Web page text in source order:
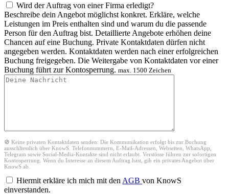
Wird der Auftrag von einer Firma erledigt?
Beschreibe dein Angebot möglichst konkret. Erkläre, welche
Leistungen im Preis enthalten sind und warum du die passende
Person für den Auftrag bist. Detaillierte Angebote erhöhen deine
Chancen auf eine Buchung. Private Kontaktdaten dürfen nicht
angegeben werden. Kontaktdaten werden nach einer erfolgreichen
Buchung freigegeben. Die Weitergabe von Kontaktdaten vor einer
Buchung führt zur Kontosperrung. max. 1500 Zeichen
🚫 Keine privaten Kontaktdaten senden: Die Kommunikation erfolgt bis zur Buchung
ausschliesslich über KnowS. Telefonnummern, E-Mail-Adressen, Webseiten, WhatsApp,
Telegram sowie Social-Media-Kontakte sind nicht erlaubt. Verstösse führen zur sofortigen
Kontosperrung. Wenn du Interesse an diesem Auftrag hast, gib ein privates Angebot über
KnowS ab.
Hiermit erkläre ich mich mit den AGBvon KnowS
einverstanden.